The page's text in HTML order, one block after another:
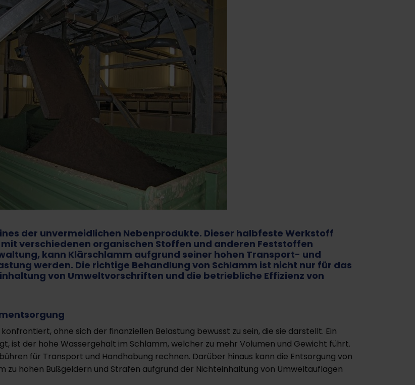
der unvermeidlichen Nebenprodukte. Dieser halbfeste Werkstoff
verschiedenen organischen Stoffen und anderen Feststoffen
kann Klärschlamm aufgrund seiner hohen Transport- und
werden. Die richtige Behandlung von Schlamm ist nicht nur für das
von Umweltvorschriften und die betriebliche Effizienz von
ohne sich der finanziellen Belastung bewusst zu sein, die sie darstellt. Ein
ist der hohe Wassergehalt im Schlamm, welcher zu mehr Volumen und Gewicht führt.
für Transport und Handhabung rechnen. Darüber hinaus kann die Entsorgung von
hohen Bußgeldern und Strafen aufgrund der Nichteinhaltung von Umweltauflagen